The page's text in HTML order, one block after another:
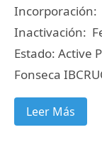
Incorporación:
Inactivación:
Estado: Active
Fonseca
Leer Más